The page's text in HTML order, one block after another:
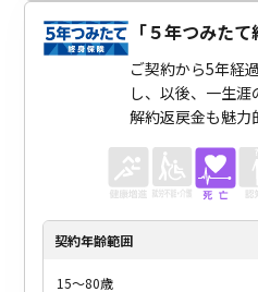
「５年つみた
ご契約から5年経
し、以後、一生
解約返戻金も魅力
契約年齢範囲
15～80歳